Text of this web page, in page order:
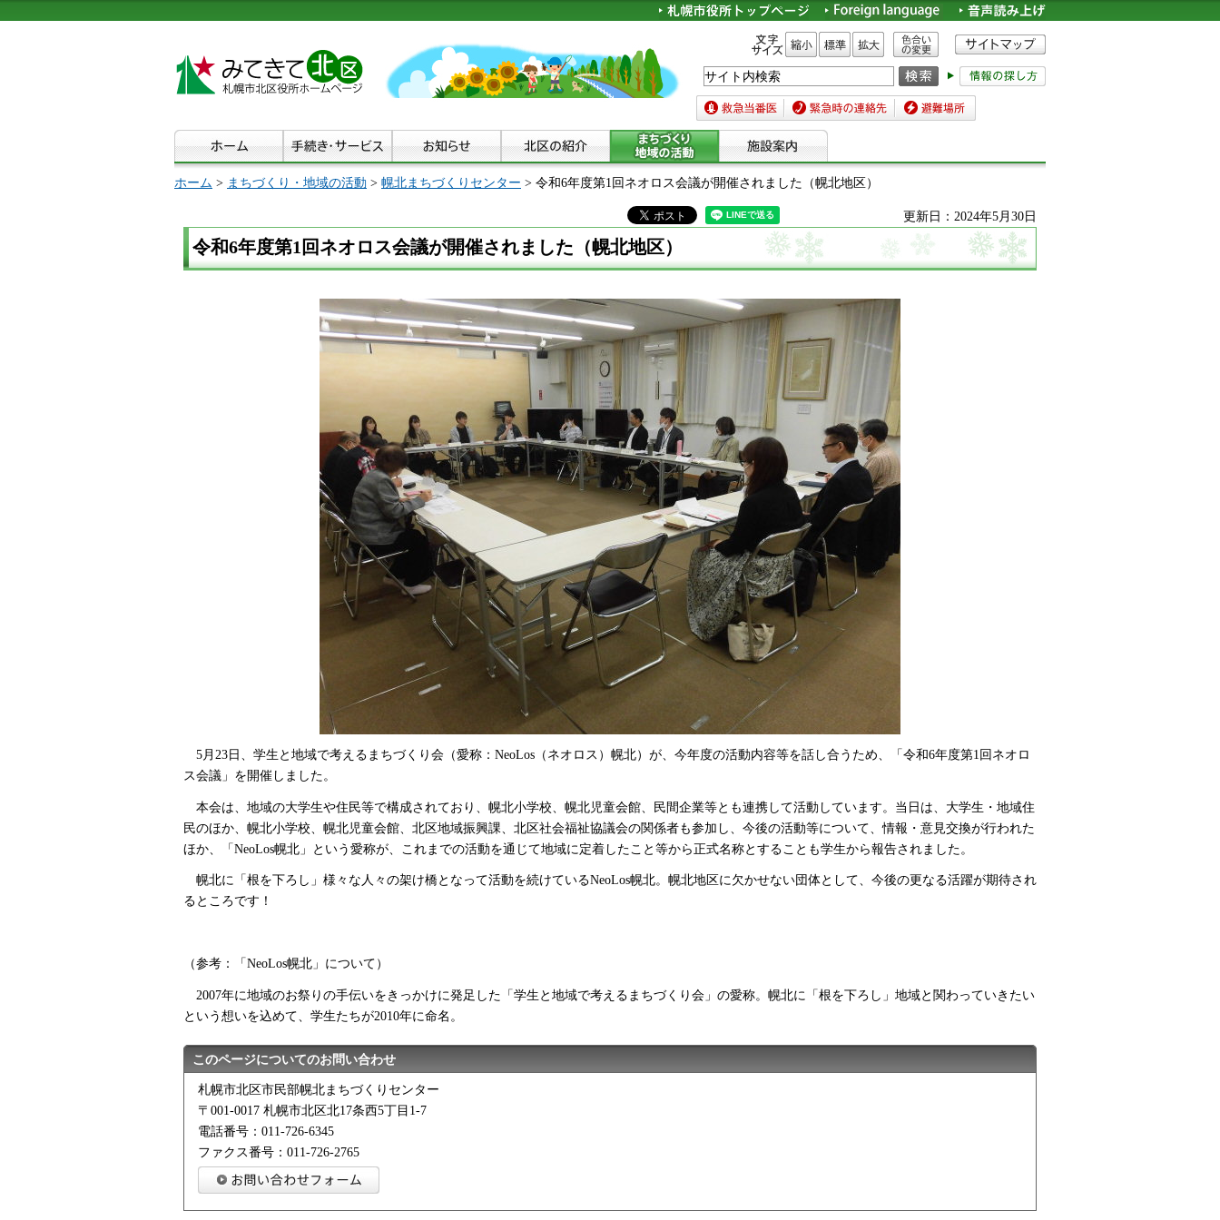
文字サイズ 縮小 標準 拡大
色合いの変更
救急当番医 緊急時の連絡先 避難場所
ホーム > まちづくり・地域の活動 > 幌北まちづくりセンター > 令和6年度第1回ネオロス会議が開催されました（幌北地区）
更新日：2024年5月30日
令和6年度第1回ネオロス会議が開催されました（幌北地区）
5月23日、学生と地域で考えるまちづくり会（愛称：NeoLos（ネオロス）幌北）が、今年度の活動内容等を話し合うため、「令和6年度第1回ネオロ
ス会議」を開催しました。
本会は、地域の大学生や住民等で構成されており、幌北小学校、幌北児童会館、民間企業等とも連携して活動しています。 当日は、大学生・地域住
民のほか、幌北小学校、幌北児童会館、北区地域振興課、北区社会福祉協議会の関係者も参加し、今後の活動等について、情報・意見交換が行われた
ほか、
「NeoLos幌北」という愛称が、これまでの活動を通じて地域に定着したこと等から正式名称とすることも学生から報告されました。
幌北に「根を下ろし」様々な人々の架け橋となって活動を続けているNeoLos幌北。幌北地区に欠かせない団体として、今後の更なる活躍が期待され
るところです！
（参考：「NeoLos幌北」について）
2007年に地域のお祭りの手伝いをきっかけに発足した「学生と地域で考えるまちづくり会」の愛称。幌北に「根を下ろし」地域と関わっていきたい
という想いを込めて、学生たちが2010年に命名。
このページについてのお問い合わせ
札幌市北区市民部幌北まちづくりセンター
〒001-0017 札幌市北区北17条西5丁目1-7
電話番号：011-726-6345
ファクス番号：011-726-2765